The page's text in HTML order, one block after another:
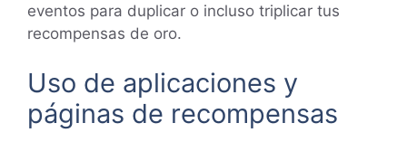
eventos para duplicar o incluso triplicar tus
recompensas de oro.
Uso de aplicaciones y
páginas de recompensas